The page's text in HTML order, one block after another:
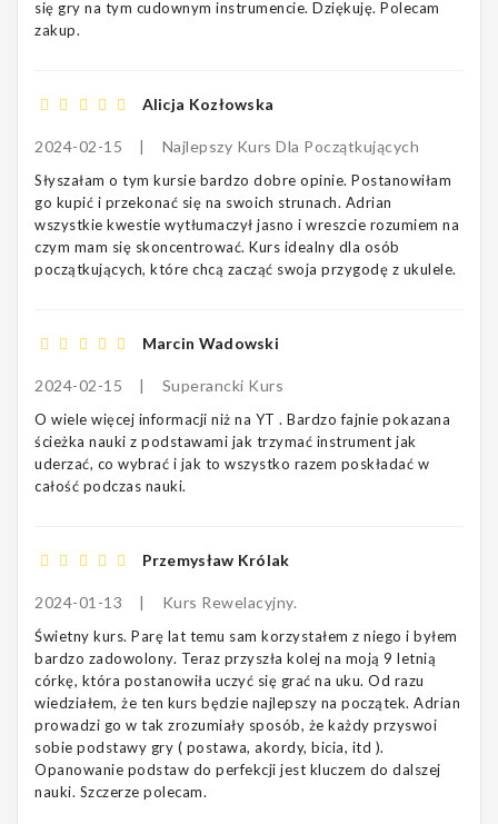
się gry na tym cudownym instrumencie. Dziękuję. Polecam
zakup.
Alicja Kozłowska
2024-02-15 | Najlepszy Kurs Dla Początkujących
Słyszałam o tym kursie bardzo dobre opinie. Postanowiłam
go kupić i przekonać się na swoich strunach. Adrian
wszystkie kwestie wytłumaczył jasno i wreszcie rozumiem na
czym mam się skoncentrować. Kurs idealny dla osób
początkujących, które chcą zacząć swoja przygodę z ukulele.
Marcin Wadowski
2024-02-15 | Superancki Kurs
O wiele więcej informacji niż na YT . Bardzo fajnie pokazana
ścieżka nauki z podstawami jak trzymać instrument jak
uderzać, co wybrać i jak to wszystko razem poskładać w
całość podczas nauki.
Przemysław Królak
2024-01-13 | Kurs Rewelacyjny.
Świetny kurs. Parę lat temu sam korzystałem z niego i byłem
bardzo zadowolony. Teraz przyszła kolej na moją 9 letnią
córkę, która postanowiła uczyć się grać na uku. Od razu
wiedziałem, że ten kurs będzie najlepszy na początek. Adrian
prowadzi go w tak zrozumiały sposób, że każdy przyswoi
sobie podstawy gry ( postawa, akordy, bicia, itd ).
Opanowanie podstaw do perfekcji jest kluczem do dalszej
nauki. Szczerze polecam.